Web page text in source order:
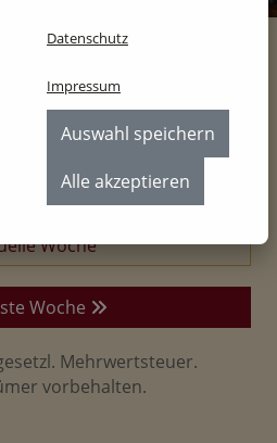
Woche
Woche
Mehrwertsteuer.
vorbehalten.
Datenschutz
Impressum
Auswahl speichern
Alle akzeptieren